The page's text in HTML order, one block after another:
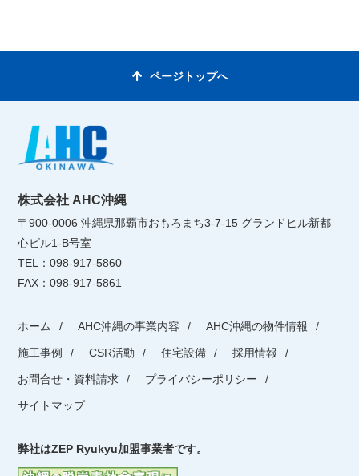
ページトップへ
株式会社 AHC沖縄
〒900-0006 沖縄県那覇市おもろまち3-7-15 グランドヒル新都
心ビル1-B号室
TEL：098-917-5860
FAX：098-917-5861
ホーム AHC沖縄の事業内容 AHC沖縄の物件情報
施工事例 CSR活動 住宅設備 採用情報
お問合せ・資料請求 プライバシーポリシー
サイトマップ
弊社はZEP Ryukyu加盟事業者です。